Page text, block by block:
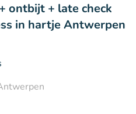
ontbijt + late check
in hartje Antwerpen